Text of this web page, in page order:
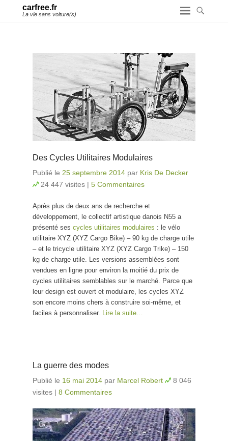
carfree.fr
La vie sans voiture(s)
Des Cycles Utilitaires Modulaires
Publié le 25 septembre 2014 par Kris De Decker
24 447 visites | 5 Commentaires
Après plus de deux ans de recherche et
développement, le collectif artistique danois N55 a
présenté ses cycles utilitaires modulaires : le vélo
utilitaire XYZ (XYZ Cargo Bike) – 90 kg de charge utile
– et le tricycle utilitaire XYZ (XYZ Cargo Trike) – 150
kg de charge utile. Les versions assemblées sont
vendues en ligne pour environ la moitié du prix de
cycles utilitaires semblables sur le marché. Parce que
leur design est ouvert et modulaire, les cycles XYZ
son encore moins chers à construire soi-même, et
faciles à personnaliser.
Lire la suite…
La guerre des modes
Publié le 16 mai 2014 par Marcel Robert
8 046
visites | 8 Commentaires